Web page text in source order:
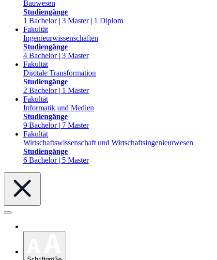
Bauwesen
Studiengänge
1 Bachelor | 3 Master | 1 Diplom
Fakultät
Ingenieurwissenschaften
Studiengänge
4 Bachelor | 3 Master
Fakultät
Digitale Transformation
Studiengänge
2 Bachelor | 1 Master
Fakultät
Informatik und Medien
Studiengänge
9 Bachelor | 7 Master
Fakultät
Wirtschaftswissenschaft und Wirtschaftsingenieurwesen
Studiengänge
6 Bachelor | 5 Master